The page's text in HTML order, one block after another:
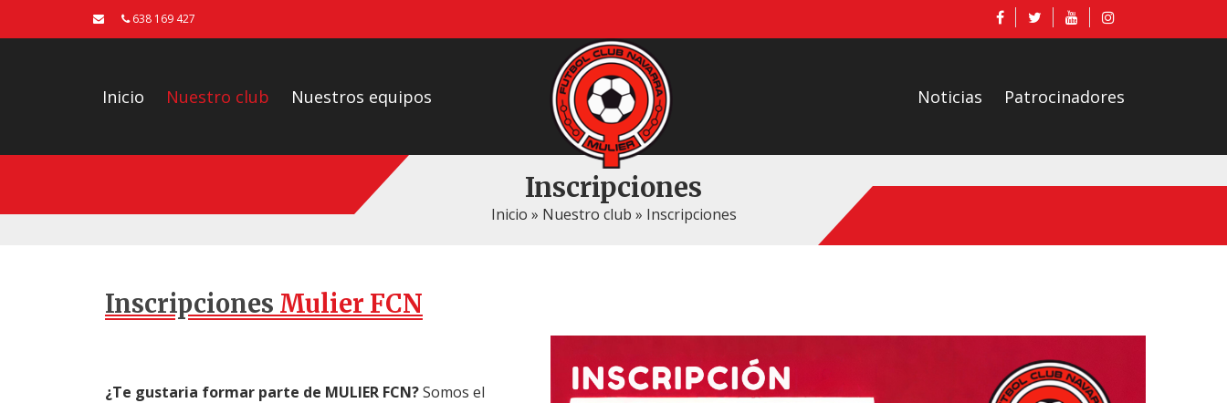
638 169 427
Inicio Nuestro club Nuestros equipos Noticias Patrocinadores
Inscripciones
Inicio » Nuestro club » Inscripciones
Inscripciones Mulier FCN
¿Te gustaria formar parte de MULIER FCN?Somos el